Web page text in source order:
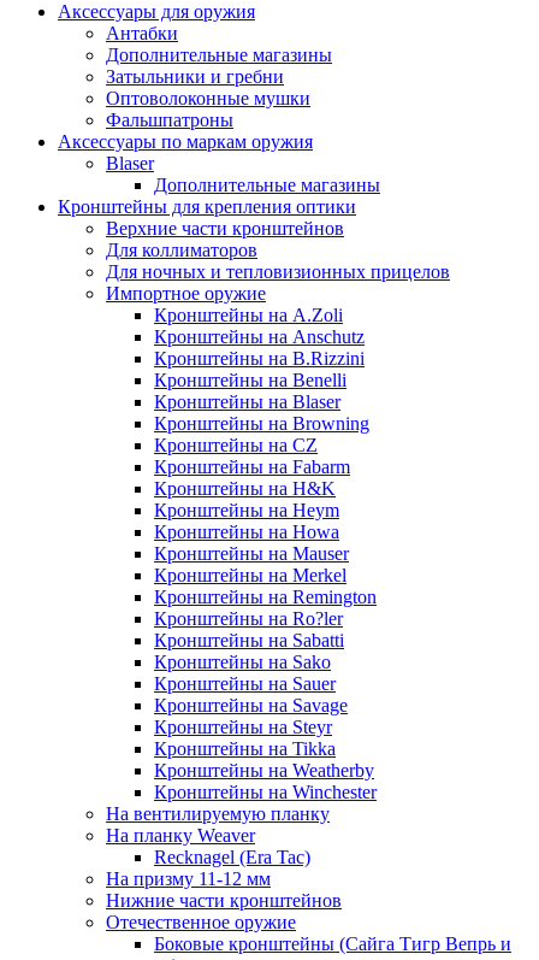
Аксессуары для оружия
Антабки
Дополнительные магазины
Затыльники и гребни
Оптоволоконные мушки
Фальшпатроны
Аксессуары по маркам оружия
Blaser
Дополнительные магазины
Кронштейны для крепления оптики
Верхние части кронштейнов
Для коллиматоров
Для ночных и тепловизионных прицелов
Импортное оружие
Кронштейны на A.Zoli
Кронштейны на Anschutz
Кронштейны на B.Rizzini
Кронштейны на Benelli
Кронштейны на Blaser
Кронштейны на Browning
Кронштейны на CZ
Кронштейны на Fabarm
Кронштейны на H&K
Кронштейны на Heym
Кронштейны на Howa
Кронштейны на Mauser
Кронштейны на Merkel
Кронштейны на Remington
Кронштейны на Ro?ler
Кронштейны на Sabatti
Кронштейны на Sako
Кронштейны на Sauer
Кронштейны на Savage
Кронштейны на Steyr
Кронштейны на Tikka
Кронштейны на Weatherby
Кронштейны на Winchester
На вентилируемую планку
На планку Weaver
Recknagel (Era Tac)
На призму 11-12 мм
Нижние части кронштейнов
Отечественное оружие
Боковые кронштейны (Сайга Тигр Вепрь и